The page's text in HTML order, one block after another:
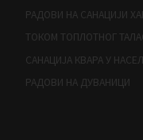
РАДОВИ НА САНАЦИЈИ
ТОКОМ ТОПЛОТНОГ
САНАЦИЈА КВАРА У
РАДОВИ НА ДУВАНИЦИ